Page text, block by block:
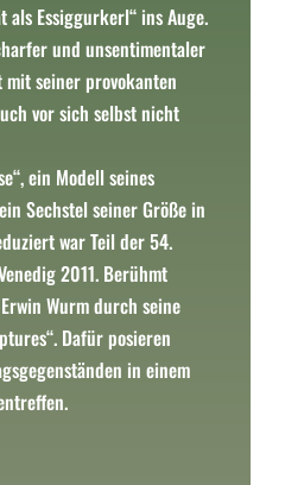
als Essiggurkerl“ ins Auge.
und unsentimentaler
mit seiner provokanten
vor sich selbst nicht
ein Modell seines
Sechstel seiner Größe in
war Teil der 54.
2011. Berühmt
Wurm durch seine
Dafür posieren
in einem